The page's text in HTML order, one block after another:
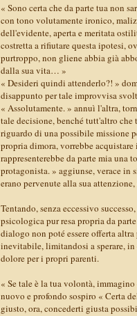
« Sono certa che da parte tua non
con tono volutamente ironico,
dell'evidente, aperta e meritata
costretta a rifiutare questa ipotesi,
purtroppo, non gliene abbia già
dalla sua vita… »
« Desideri quindi attenderlo?! »
disappunto per tale improvvisa
« Assolutamente. » annuì l'altra,
tale decisione, benché tutt'altro
riguardo di una possibile missione
propria dimora, vorrebbe
rappresenterebbe da parte mia una
protagonista. » aggiunse, verace
erano pervenute alla sua
Tentando, senza eccessivo
psicologica pur resa propria da
dialogo non poté essere offerta
inevitabile, limitandosi a sperare,
dolore per i propri parenti.
« Se tale è la tua volontà,
nuovo e profondo sospiro « Certa
giusto, ora, concederti giusta